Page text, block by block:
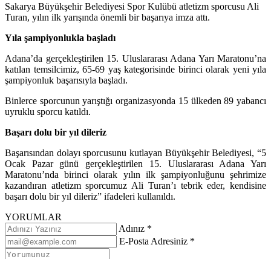
Sakarya Büyükşehir Belediyesi Spor Kulübü atletizm sporcusu Ali
Turan, yılın ilk yarışında önemli bir başarıya imza attı.
Yıla şampiyonlukla başladı
Adana’da gerçekleştirilen 15. Uluslararası Adana Yarı Maratonu’na
katılan temsilcimiz, 65-69 yaş kategorisinde birinci olarak yeni yıla
şampiyonluk başarısıyla başladı.
Binlerce sporcunun yarıştığı organizasyonda 15 ülkeden 89 yabancı
uyruklu sporcu katıldı.
Başarı dolu bir yıl dileriz
Başarısından dolayı sporcusunu kutlayan Büyükşehir Belediyesi, “5
Ocak Pazar günü gerçekleştirilen 15. Uluslararası Adana Yarı
Maratonu’nda birinci olarak yılın ilk şampiyonluğunu şehrimize
kazandıran atletizm sporcumuz Ali Turan’ı tebrik eder, kendisine
başarı dolu bir yıl dileriz” ifadeleri kullanıldı.
YORUMLAR
Adınız *
E-Posta Adresiniz *